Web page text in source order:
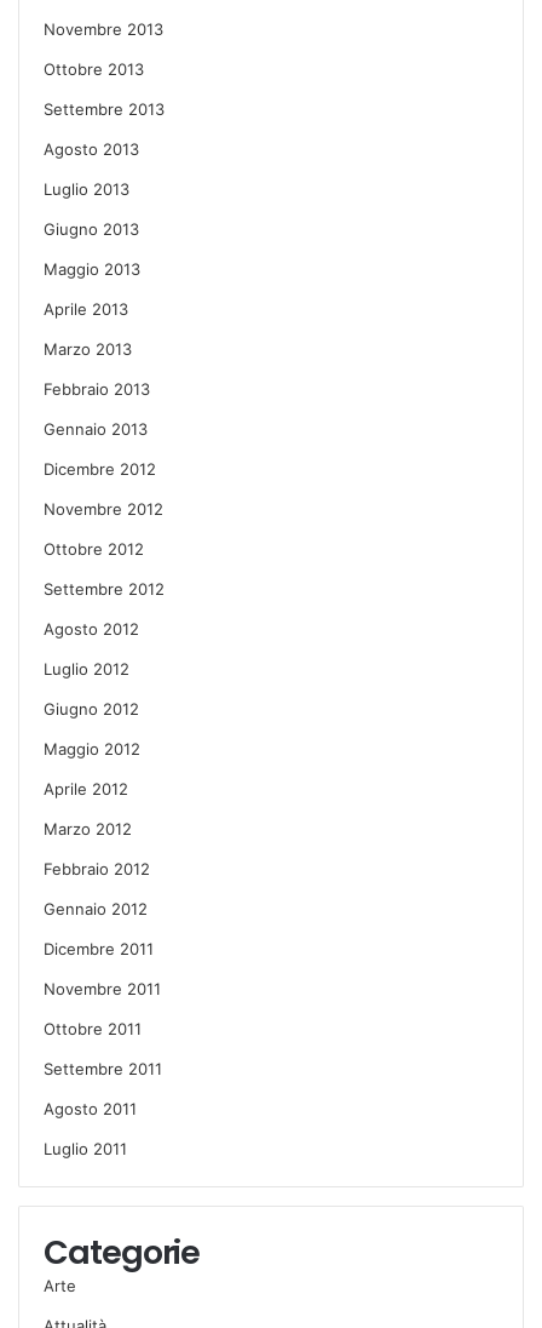
Novembre 2013
Ottobre 2013
Settembre 2013
Agosto 2013
Luglio 2013
Giugno 2013
Maggio 2013
Aprile 2013
Marzo 2013
Febbraio 2013
Gennaio 2013
Dicembre 2012
Novembre 2012
Ottobre 2012
Settembre 2012
Agosto 2012
Luglio 2012
Giugno 2012
Maggio 2012
Aprile 2012
Marzo 2012
Febbraio 2012
Gennaio 2012
Dicembre 2011
Novembre 2011
Ottobre 2011
Settembre 2011
Agosto 2011
Luglio 2011
Categorie
Arte